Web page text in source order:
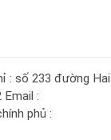
: số 233 đường Hai
:
phủ :